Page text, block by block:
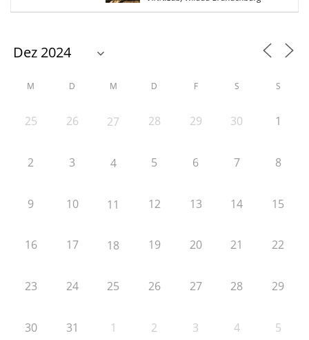
M D M D F S S
25 26 27 28 29 30 1
2 3 4 5 6 7 8
9 10 11 12 13 14 15
16 17 18 19 20 21 22
23 24 25 26 27 28 29
30 31 1 2 3 4 5